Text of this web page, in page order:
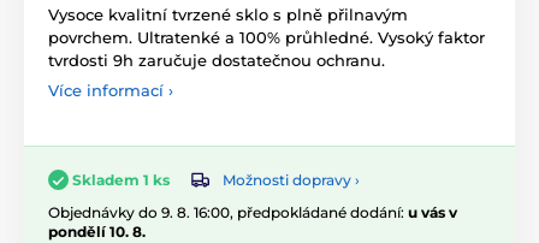
Vysoce kvalitní tvrzené sklo s plně přilnavým
povrchem. Ultratenké a 100% průhledné. Vysoký faktor
tvrdosti 9h zaručuje dostatečnou ochranu.
Více informací ›
Skladem 1 ks
Možnosti dopravy ›
Objednávky do 9. 8. 16:00, předpokládané dodání: u vás v
pondělí 10. 8.